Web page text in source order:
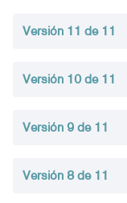
Versión 11 de 11
Versión 10 de 11
Versión 9 de 11
Versión 8 de 11